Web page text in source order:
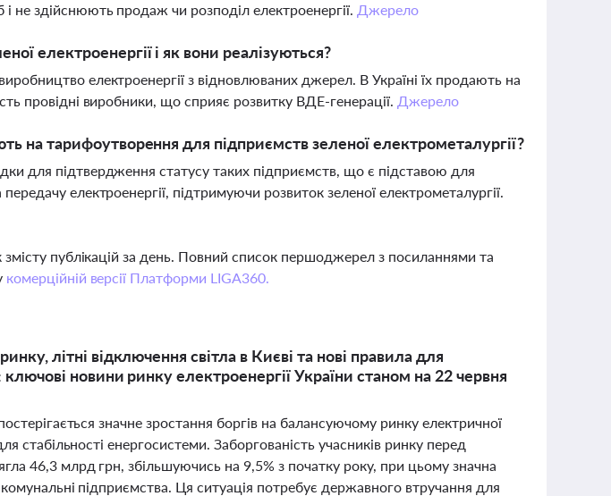
не здійснюють продаж чи розподіл електроенергії. Джерело
електроенергії і як вони реалізуються?
електроенергії з відновлюваних джерел. В Україні їх продають на
провідні виробники, що сприяє розвитку ВДЕ-генерації. Джерело
на тарифоутворення для підприємств зеленої електрометалургії?
для підтвердження статусу таких підприємств, що є підставою для
електроенергії, підтримуючи розвиток зеленої електрометалургії.
публікацій за день. Повний список першоджерел з посиланнями та
комерційній версії Платформи LIGA360.
літні відключення світла в Києві та нові правила для
ключові новини ринку електроенергії України станом на 22 червня
значне зростання боргів на балансуючому ринку електричної
стабільності енергосистеми. Заборгованість учасників ринку перед
46,3 млрд грн, збільшуючись на 9,5% з початку року, при цьому значна
підприємства. Ця ситуація потребує державного втручання для